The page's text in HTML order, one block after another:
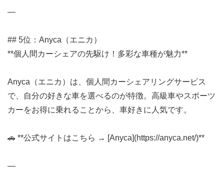
—
## 5位：Anyca（エニカ）
**個人間カーシェアの先駆け！多彩な車種が魅力**
Anyca（エニカ）は、個人間カーシェアリングサービス
で、自分の好きな車を選べるのが特徴。高級車やスポーツ
カーをお得に乗れることから、車好きに人気です。
🚗 **公式サイトはこちら → [Anyca](https://anyca.net/)**
—